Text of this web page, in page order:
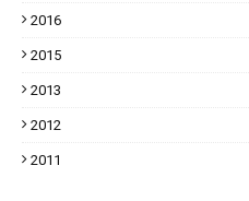
2016
2015
2013
2012
2011